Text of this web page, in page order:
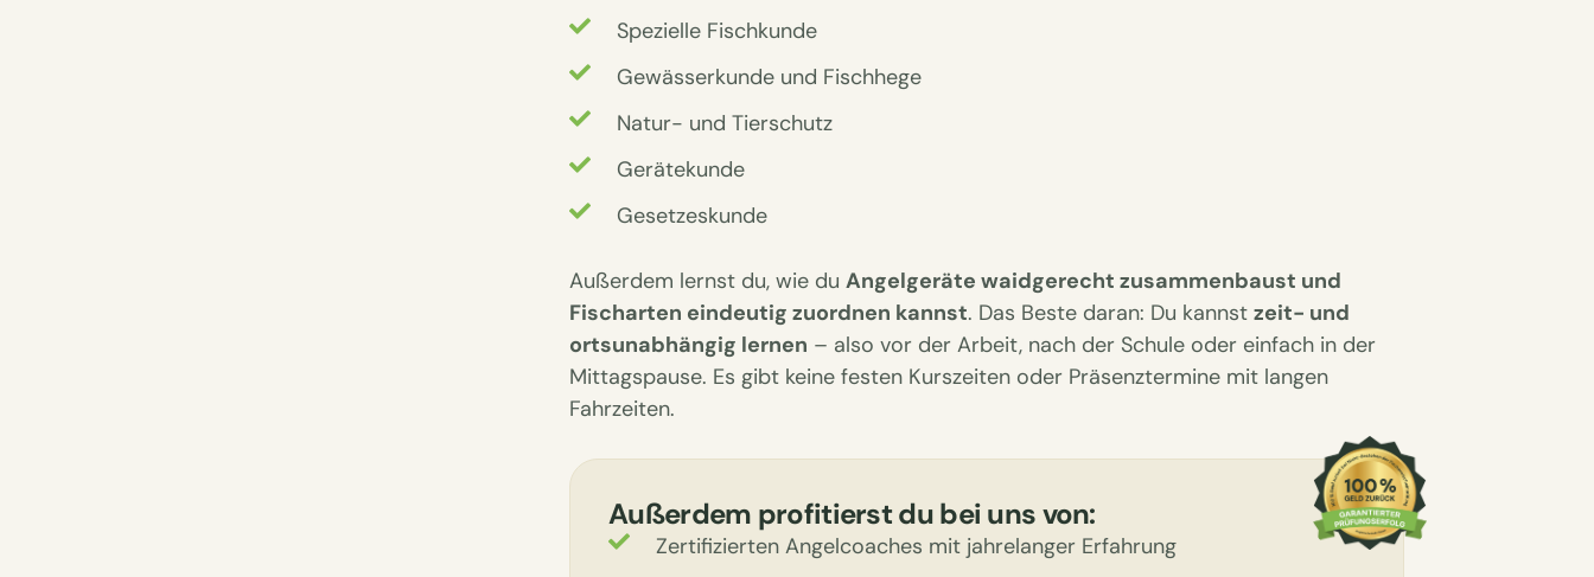
Spezielle Fischkunde
Gewässerkunde und Fischhege
Natur- und Tierschutz
Gerätekunde
Gesetzeskunde
Außerdem lernst du, wie du Angelgeräte waidgerecht zusammenbaust und
Fischarten eindeutig zuordnen kannst. Das Beste daran: Du kannst zeit- und
ortsunabhängig lernen – also vor der Arbeit, nach der Schule oder einfach in der
Mittagspause. Es gibt keine festen Kurszeiten oder Präsenztermine mit langen
Fahrzeiten.
Außerdem profitierst du bei uns von:
Zertifizierten Angelcoaches mit jahrelanger Erfahrung